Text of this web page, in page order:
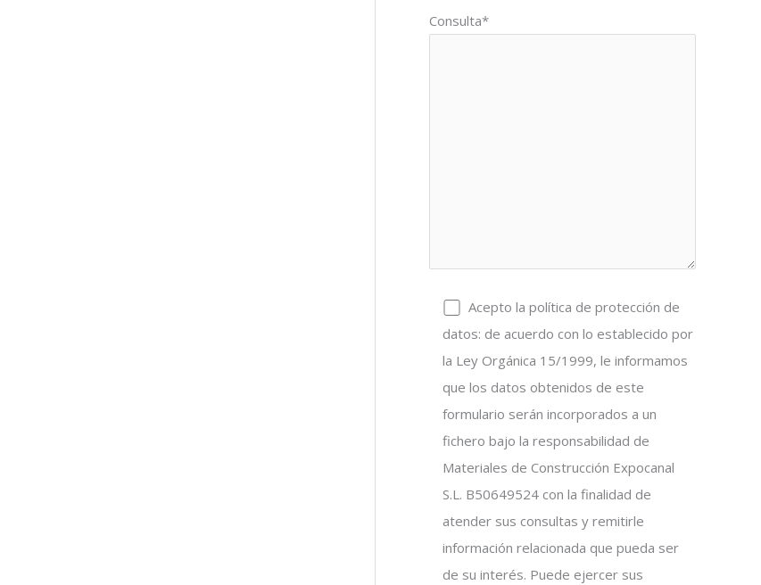
Consulta*
Acepto la política de protección de
datos: de acuerdo con lo establecido por
la Ley Orgánica 15/1999, le informamos
que los datos obtenidos de este
formulario serán incorporados a un
fichero bajo la responsabilidad de
Materiales de Construcción Expocanal
S.L. B50649524 con la finalidad de
atender sus consultas y remitirle
información relacionada que pueda ser
de su interés. Puede ejercer sus